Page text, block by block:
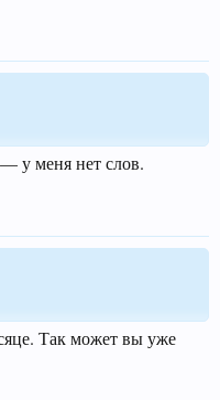
у меня нет слов.
Так может вы уже